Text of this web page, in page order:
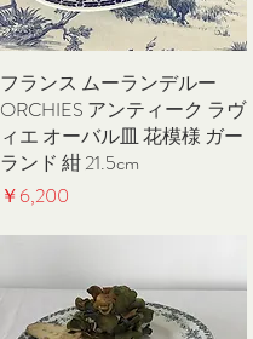
クイックビュー
フランス ムーランデルー
ORCHIES アンティーク ラヴ
ィエ オーバル皿 花模様 ガー
ランド 紺 21.5cm
価格
￥6,200